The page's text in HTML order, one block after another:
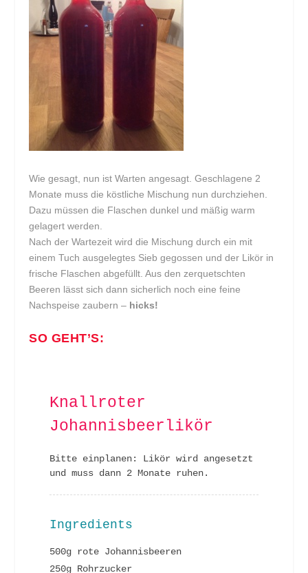
Wie gesagt, nun ist Warten angesagt. Geschlagene 2
Monate muss die köstliche Mischung nun durchziehen.
Dazu müssen die Flaschen dunkel und mäßig warm
gelagert werden.
Nach der Wartezeit wird die Mischung durch ein mit
einem Tuch ausgelegtes Sieb gegossen und der Likör in
frische Flaschen abgefüllt. Aus den zerquetschten
Beeren lässt sich dann sicherlich noch eine feine
Nachspeise zaubern – hicks!
SO GEHT’S:
Knallroter
Johannisbeerlikör
Bitte einplanen: Likör wird angesetzt
und muss dann 2 Monate ruhen.
Ingredients
500g rote Johannisbeeren
250g Rohrzucker